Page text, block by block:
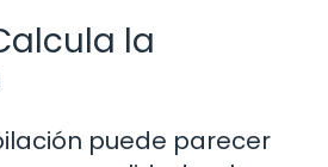
la
puede parecer